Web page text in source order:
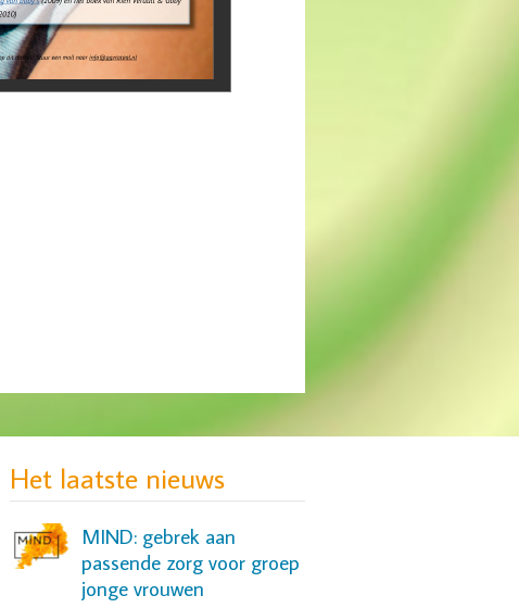
Het laatste nieuws
MIND: gebrek aan
passende zorg voor groep
jonge vrouwen